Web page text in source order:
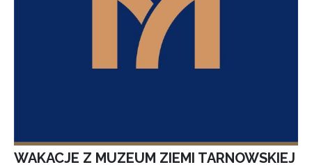
WAKACJE Z MUZEUM ZIEMI TARNOWSKIEJ